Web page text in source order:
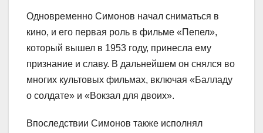
Одновременно Симонов начал сниматься в
кино, и его первая роль в фильме «Пепел»,
который вышел в 1953 году, принесла ему
признание и славу. В дальнейшем он снялся во
многих культовых фильмах, включая «Балладу
о солдате» и «Вокзал для двоих».
Впоследствии Симонов также исполнял